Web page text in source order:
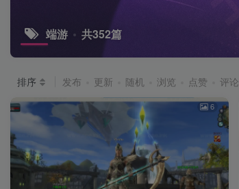
端游 共352篇
排序 发布 更新 随机 浏览 点赞 评论
6